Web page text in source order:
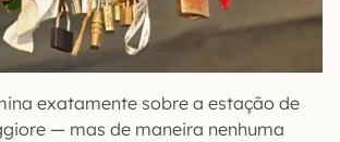
exatamente sobre a estação de
— mas de maneira nenhuma